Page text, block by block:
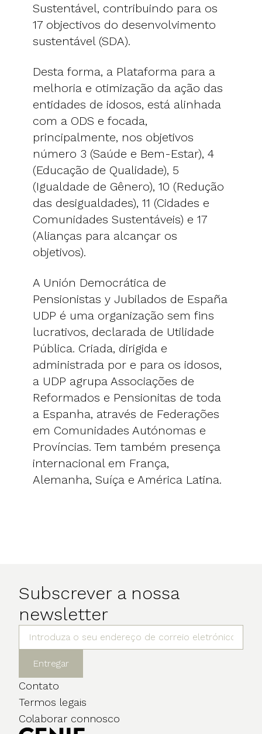
Sustentável, contribuindo para os
17 objectivos do desenvolvimento
sustentável (SDA).
Desta forma, a Plataforma para a
melhoria e otimização da ação das
entidades de idosos, está alinhada
com a ODS e focada,
principalmente, nos objetivos
número 3 (Saúde e Bem-Estar), 4
(Educação de Qualidade), 5
(Igualdade de Gênero), 10 (Redução
das desigualdades), 11 (Cidades e
Comunidades Sustentáveis) e 17
(Alianças para alcançar os
objetivos).
A Unión Democrática de
Pensionistas y Jubilados de España
UDP é uma organização sem fins
lucrativos, declarada de Utilidade
Pública. Criada, dirigida e
administrada por e para os idosos,
a UDP agrupa Associações de
Reformados e Pensionitas de toda
a Espanha, através de Federações
em Comunidades Autónomas e
Províncias. Tem também presença
internacional em França,
Alemanha, Suíça e América Latina.
Subscrever a nossa
newsletter
Entregar
Contato
Termos legais
Colaborar connosco